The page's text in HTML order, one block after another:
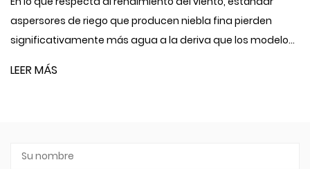
de riego que producen niebla fina pierden
más agua a la deriva que los modelo...
LEER